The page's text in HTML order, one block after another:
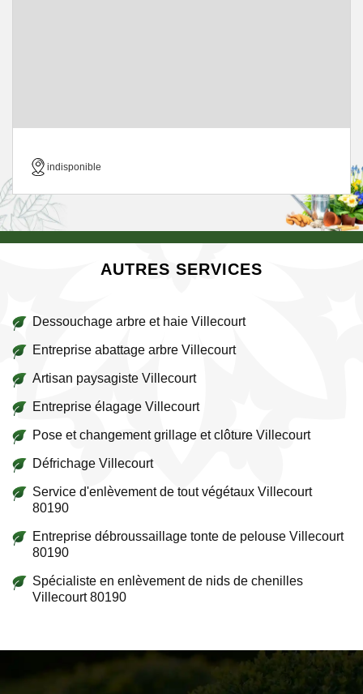
indisponible
AUTRES SERVICES
Dessouchage arbre et haie Villecourt
Entreprise abattage arbre Villecourt
Artisan paysagiste Villecourt
Entreprise élagage Villecourt
Pose et changement grillage et clôture Villecourt
Défrichage Villecourt
Service d'enlèvement de tout végétaux Villecourt
80190
Entreprise débroussaillage tonte de pelouse Villecourt
80190
Spécialiste en enlèvement de nids de chenilles
Villecourt 80190